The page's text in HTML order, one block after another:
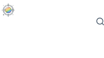
Pular
para